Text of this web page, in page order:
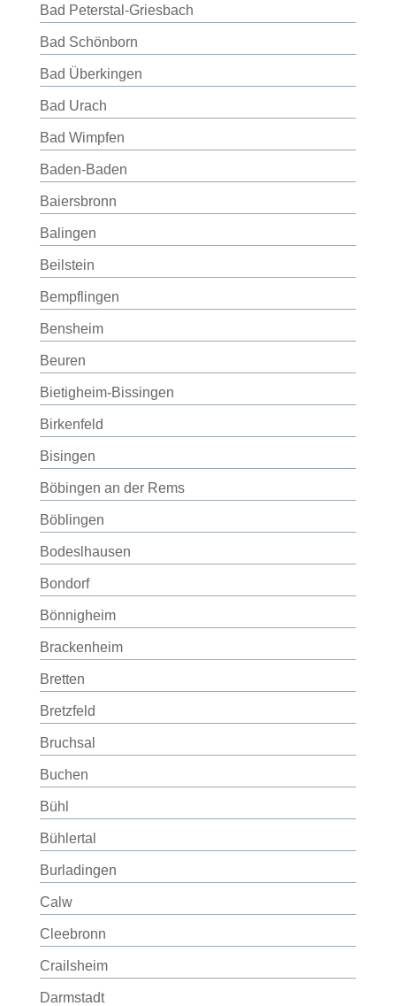
Bad Peterstal-Griesbach
Bad Schönborn
Bad Überkingen
Bad Urach
Bad Wimpfen
Baden-Baden
Baiersbronn
Balingen
Beilstein
Bempflingen
Bensheim
Beuren
Bietigheim-Bissingen
Birkenfeld
Bisingen
Böbingen an der Rems
Böblingen
Bodeslhausen
Bondorf
Bönnigheim
Brackenheim
Bretten
Bretzfeld
Bruchsal
Buchen
Bühl
Bühlertal
Burladingen
Calw
Cleebronn
Crailsheim
Darmstadt